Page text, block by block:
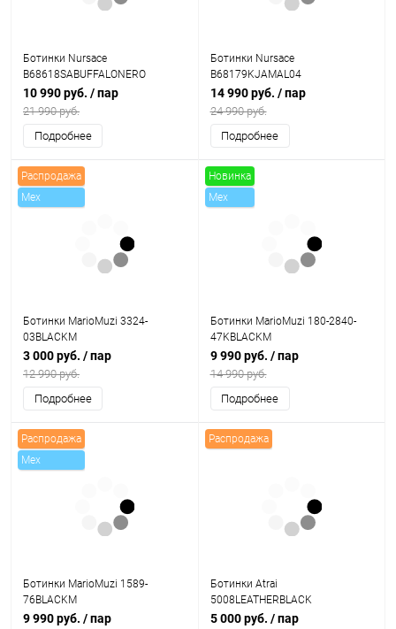
Ботинки Nursace
B68618SABUFFALONERO
10 990 руб. / пар
21 990 руб.
Подробнее
Ботинки Nursace
B68179KJAMAL04
14 990 руб. / пар
24 990 руб.
Подробнее
Распродажа
Mex
Ботинки MarioMuzi 3324-
03BLACKM
3 000 руб. / пар
12 990 руб.
Подробнее
Новинка
Mex
Ботинки MarioMuzi 180-2840-
47KBLACKM
9 990 руб. / пар
14 990 руб.
Подробнее
Распродажа
Mex
Ботинки MarioMuzi 1589-
76BLACKM
9 990 руб. / пар
Распродажа
Ботинки Atrai
5008LEATHERBLACK
5 000 руб. / пар